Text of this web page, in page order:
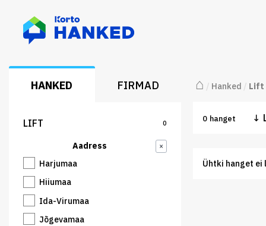
HANKED FIRMAD
LIFT 0
Aadress ×
Harjumaa
Hiiumaa
Ida-Virumaa
Jõgevamaa
⌂ / Hanked / Lift
0 hanget ↓
Ühtki hanget ei